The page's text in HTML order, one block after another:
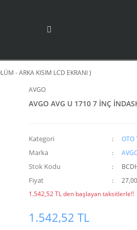
- ARKA KISIM LCD EKRANI )
AVGO
AVGO AVG U 1710 7 İNÇ
Kategori OTO
Marka
Stok Kodu
Fiyat
1.542,52 TL den başlayan taksitlerle!!
1.542,52 TL